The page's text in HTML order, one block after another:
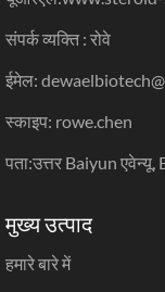
संपर्क व्यक्ति : रोवे
ईमेल:
स्काइप: rowe.chen
पता:उत्तर Baiyun
मुख्य उत्पाद
हमारे बारे में